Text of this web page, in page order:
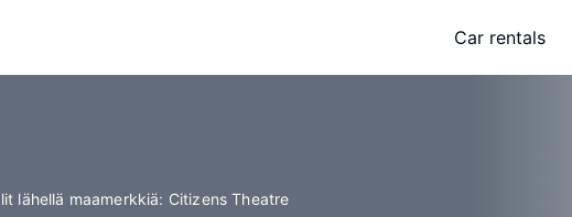
Car rentals
lähellä maamerkkiä: Citizens Theatre